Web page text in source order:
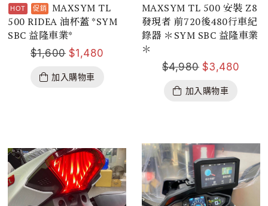
MAXSYM TL
500 RIDEA 油杯蓋 *SYM
SBC 益隆車業*
$1,600 $1,480
加入購物車
MAXSYM TL 500 安裝 Z8
發現者 前720後480行車紀
錄器 ＊SYM SBC 益隆車業
＊
$4,980 $3,480
加入購物車